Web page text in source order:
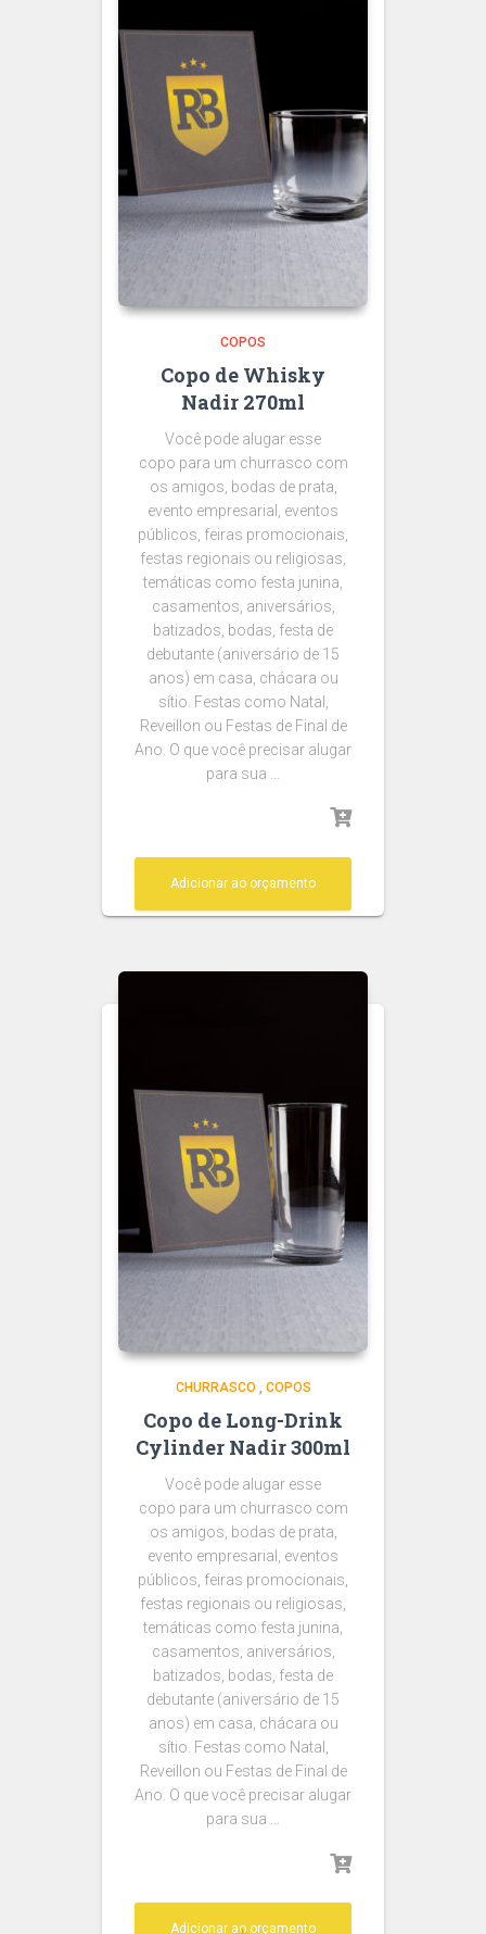
COPOS
Copo de Whisky
Nadir 270ml
Você pode alugar esse
copo para um churrasco com
os amigos, bodas de prata,
evento empresarial, eventos
públicos, feiras promocionais,
festas regionais ou religiosas,
temáticas como festa junina,
casamentos, aniversários,
batizados, bodas, festa de
debutante (aniversário de 15
anos) em casa, chácara ou
sítio. Festas como Natal,
Reveillon ou Festas de Final de
Ano. O que você precisar alugar
para sua …
Adicionar ao orçamento
CHURRASCO, COPOS
Copo de Long-Drink
Cylinder Nadir 300ml
Você pode alugar esse
copo para um churrasco com
os amigos, bodas de prata,
evento empresarial, eventos
públicos, feiras promocionais,
festas regionais ou religiosas,
temáticas como festa junina,
casamentos, aniversários,
batizados, bodas, festa de
debutante (aniversário de 15
anos) em casa, chácara ou
sítio. Festas como Natal,
Reveillon ou Festas de Final de
Ano. O que você precisar alugar
para sua …
Adicionar ao orçamento